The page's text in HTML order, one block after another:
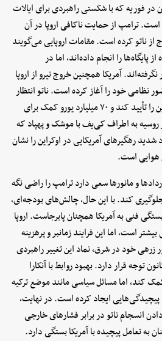
در فوریه که با شکستی راهبردی برای ایالات
است. ترامپ از حمایت ناکافی اروپا در آن
ناتو کرده است. مقامات اروپایی می‌گویند
پایگاه‌ها را انجام داده‌اند، اما در
آمریکا همچنین خروج نیرو از اروپا
و بررسی ۶‌ماهه حضور نظامی خود را آغاز کرده است. ناتو انتظار
دارد در نشست، حمایت از اوکراین را تأیید کند و ۷۰ میلیارد یورو کمک برای
اخیر روسیه به اطراف کی‌یف با موشک و پهپاد که
شدید رهگیرهای آمریکایی در اوکراین را نشان
هوایی است.
و مانورها سعی دارد ترامپ را راضی نگه
کند. با این حال، چالش‌های بودجه‌ای،
فنی به آمریکا همچنان پابرجاست. اروپا
است، اما این فرایند زمانبر و پرهزینه
خود در شرق، نماد این تغییر راهبردی
توجه قرار دارد. بهبود روابط با آنکارا
کند، اما مسائل سیاسی مانند موضع ترکیه
پیچیدگی‌هایی ایجاد کرده است. در نهایت،
انسجام ناتو در برابر فشارهای خارجی
به تعامل پیچیده با آمریکا بستگی دارد.